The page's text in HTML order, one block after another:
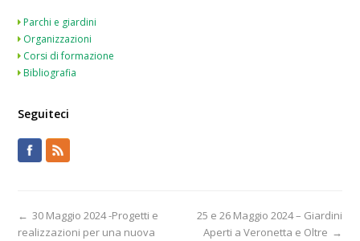
Parchi e giardini
Organizzazioni
Corsi di formazione
Bibliografia
Seguiteci
25 e 26 Maggio 2024 – Giardini
Aperti a Veronetta e Oltre →
← 30 Maggio 2024 -Progetti e
realizzazioni per una nuova